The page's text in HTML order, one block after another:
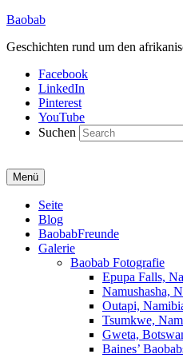
Baobab
Geschichten rund um den
Facebook
LinkedIn
Pinterest
YouTube
Suchen
Menü
Primäres
Menü
Seite
Blog
BaobabFreunde
Galerie
Baobab Fotografie
Epupa Falls,
Namushasha,
Outapi,
Tsumkwe,
Gweta,
Baines’